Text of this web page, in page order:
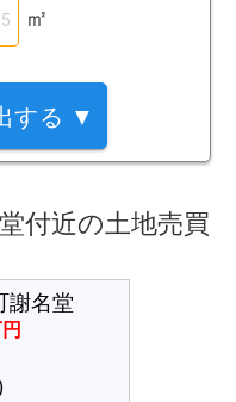
㎡
する ▼
付近の土地売買
謝名堂